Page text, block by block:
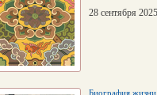
28 сентября 2025
Биография жизни